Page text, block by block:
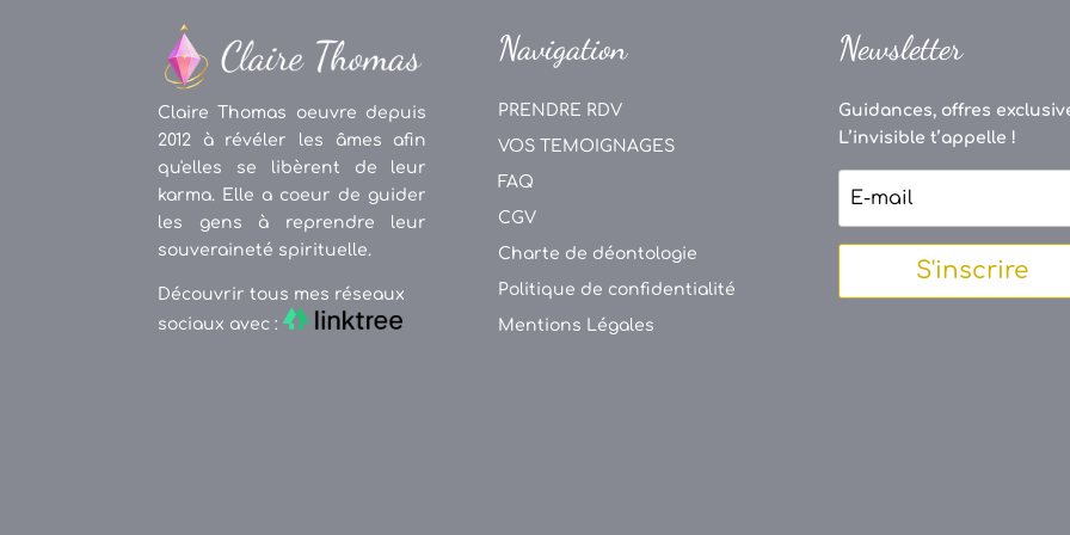
Claire Thomas oeuvre depuis
2012 à révéler les âmes afin
qu'elles se libèrent de leur
karma. Elle a coeur de guider
les gens à reprendre leur
souveraineté spirituelle.
Découvrir tous mes réseaux
sociaux avec :
Navigation
PRENDRE RDV
VOS TEMOIGNAGES
FAQ
CGV
Charte de déontologie
Politique de confidentialité
Mentions Légales
Newsletter
Guidances, offres
L’invisible t’appelle !
S'inscrire